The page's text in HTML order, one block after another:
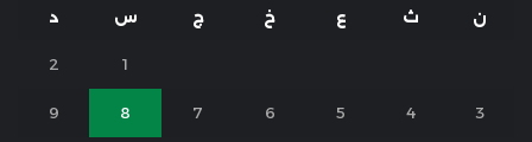
ن ث ع خ ج س د
1
2
3
4
5
6
7
8
9